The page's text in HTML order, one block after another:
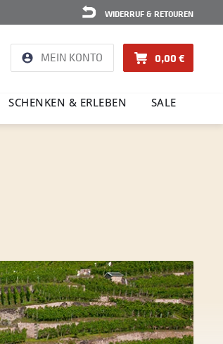
WIDERRUF & RETOUREN
MEIN KONTO 0,00 €
SCHENKEN & ERLEBEN SALE